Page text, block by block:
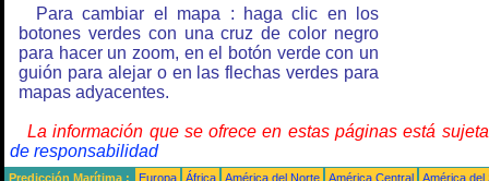
Para cambiar el mapa : haga clic en los
botones verdes con una cruz de color negro
para hacer un zoom, en el botón verde con un
guión para alejar o en las flechas verdes para
mapas adyacentes.
La información que se ofrece en estas páginas está
de responsabilidad
Predicción Marítima : Europa África América del Norte América Central
América del